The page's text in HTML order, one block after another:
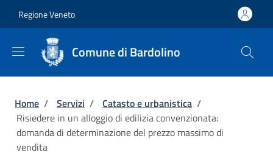
Regione Veneto
Comune di Bardolino
Briciole di pane
Home / Servizi / Catasto e urbanistica /
Risiedere in un alloggio di edilizia convenzionata:
domanda di determinazione del prezzo massimo di
vendita